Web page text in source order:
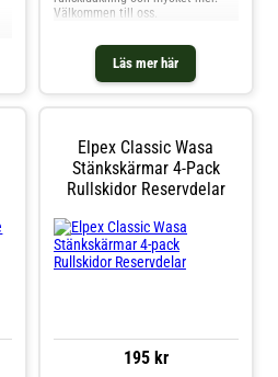
Läs mer här
Välkommen till oss.
Elpex Classic Wasa
Stänkskärmar 4-Pack
Rullskidor Reservdelar
195 kr